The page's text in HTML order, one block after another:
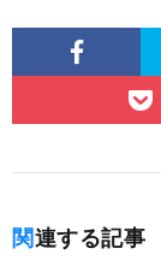
関連する記事